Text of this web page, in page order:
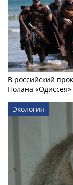
В российский
Нолана «Одиссея»
Экология